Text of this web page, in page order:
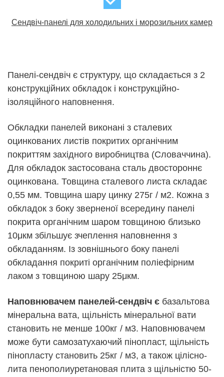
Сендвіч-панелі для холодильних і морозильних камер
Панелі-сендвіч є структуру, що складається з 2
конструкційних обкладок і конструкційно-
ізоляційного наповнення.
Обкладки панелей виконані з сталевих
оцинкованих листів покритих органічним
покриттям західного виробництва (Словаччина).
Для обкладок застосована сталь двостороннє
оцинкована. Товщина сталевого листа складає
0,55 мм. Товщина шару цинку 275г / м2. Кожна з
обкладок з боку зверненої всередину панелі
покрита органічним шаром товщиною близько
10μкм збільшує зчеплення наповнення з
обкладанням. Із зовнішнього боку панелі
обкладання покриті органічним поліефірним
лаком з товщиною шару 25μкм.
Наповнювачем панелей-сендвіч є базальтова
мінеральна вата, щільність мінеральної вати
становить не менше 100кг / м3. Наповнювачем
може бути самозатухаючий пінопласт, щільність
пінопласту становить 25кг / м3, а також цілісно-
лита пенополиуретановая плита з щільністю 50-